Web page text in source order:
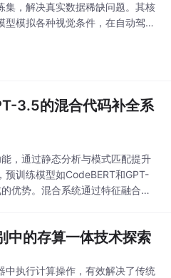
集，解决真实数据稀缺问题。其核
模拟各种视觉条件，在自动驾驶
实感不足。近年来，生成式AI技术
3.5的混合代码补全系
，通过静态分析与模式匹配提升
预训练模型如CodeBERT和GPT-
优势。混合系统通过特征融合机
践中，系统采用分层缓存和模型
中的存算一体技术探索
中执行计算操作，有效解决了传统